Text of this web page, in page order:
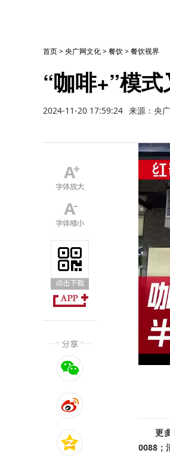
首页>央广网文化>餐饮>餐饮视界
“咖啡+”模
2024-11-20 17:59:24 来源：央
更
0088；